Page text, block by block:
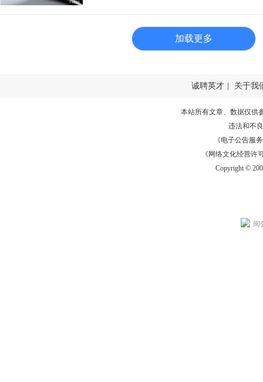
加载更多
诚聘英才 关于我
本站所有文章、数据仅供
违法和不
《电子公告服务
《网络文化经营许
Copyright ©
闽